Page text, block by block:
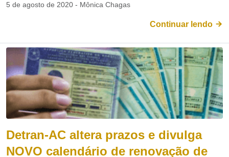
5 de agosto de 2020 - Mônica Chagas
Continuar lendo
Detran-AC altera prazos e divulga
NOVO calendário de renovação de